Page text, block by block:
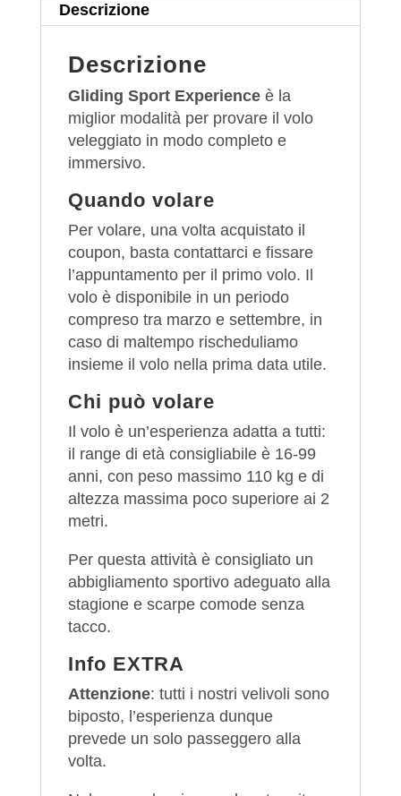
Descrizione
Descrizione
Gliding Sport Experienceè la
miglior modalità per provare il volo
veleggiato in modo completo e
immersivo.
Quando volare
Per volare, una volta acquistato il
coupon, basta contattarci e fissare
l’appuntamento per il primo volo. Il
volo è disponibile in un periodo
compreso tra marzo e settembre, in
caso di maltempo rischeduliamo
insieme il volo nella prima data utile.
Chi può volare
Il volo è un’esperienza adatta a tutti:
il range di età consigliabile è 16-99
anni, con peso massimo 110 kg e di
altezza massima poco superiore ai 2
metri.
Per questa attività è consigliato un
abbigliamento sportivo adeguato alla
stagione e scarpe comode senza
tacco.
Info EXTRA
Attenzione: tutti i nostri velivoli sono
biposto, l’esperienza dunque
prevede un solo passeggero alla
volta.